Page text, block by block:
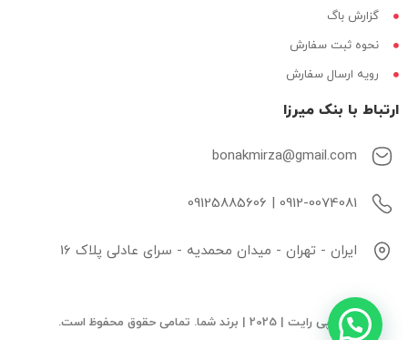
گزارش باگ
نحوه ثبت سفارش
رویه ارسال سفارش
ارتباط با بنک میرزا
bonakmirza@gmail.com
0912-0074081 | 09125885606
ایران - تهران - میدان محمدیه - سرای عادلی پلاک 16
© کپی رایت | 2025 | برند شما. تمامی حقوق محفوظ است.